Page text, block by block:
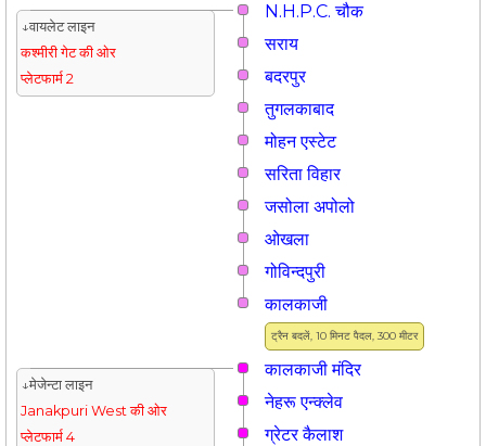
N.H.P.C. चौक
↓वायलेट लाइन
कश्मीरी गेट की ओर
प्लेटफार्म 2
सराय
बदरपुर
तुगलकाबाद
मोहन एस्टेट
सरिता विहार
जसोला अपोलो
ओखला
गोविन्दपुरी
ट्रैन बदलें, 10 मिनट पैदल, 300 मीटर
कालकाजी
कालकाजी मंदिर
↓मेजेन्टा लाइन
Janakpuri West की ओर
प्लेटफार्म 4
नेहरू एन्क्लेव
ग्रेटर कैलाश